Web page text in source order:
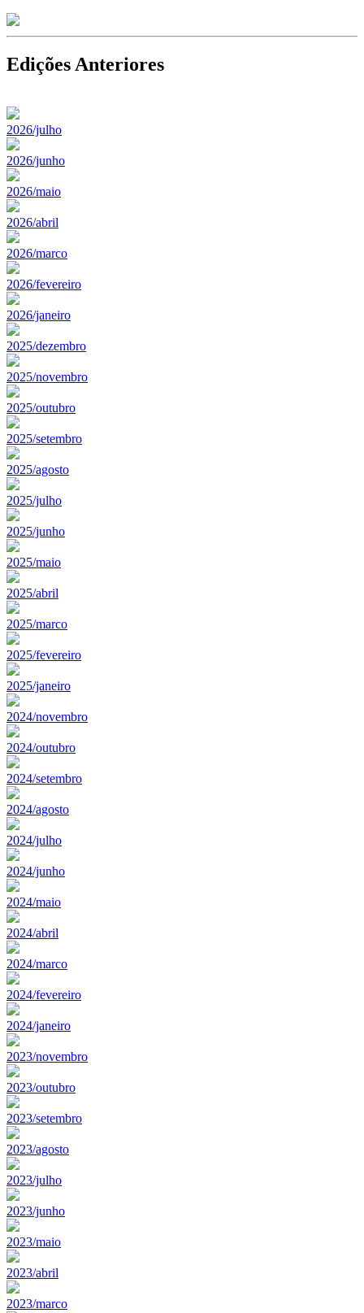
Edições Anteriores
2026/julho
2026/junho
2026/maio
2026/abril
2026/marco
2026/fevereiro
2026/janeiro
2025/dezembro
2025/novembro
2025/outubro
2025/setembro
2025/agosto
2025/julho
2025/junho
2025/maio
2025/abril
2025/marco
2025/fevereiro
2025/janeiro
2024/novembro
2024/outubro
2024/setembro
2024/agosto
2024/julho
2024/junho
2024/maio
2024/abril
2024/marco
2024/fevereiro
2024/janeiro
2023/novembro
2023/outubro
2023/setembro
2023/agosto
2023/julho
2023/junho
2023/maio
2023/abril
2023/marco